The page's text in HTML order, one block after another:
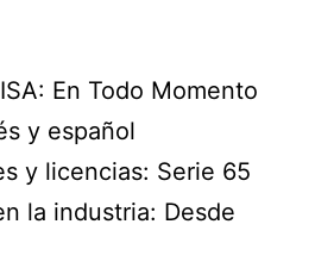
En Todo Momento
y español
y licencias: Serie 65
la industria: Desde